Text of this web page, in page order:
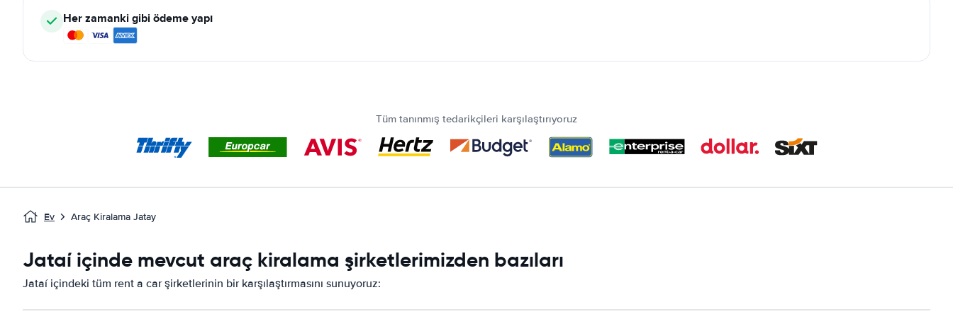
Her zamanki gibi ödeme yapı
Tüm tanınmış tedarikçileri karşılaştırıyoruz
Ev Araç Kiralama Jatay
Jataí içinde mevcut araç kiralama şirketlerimizden bazıları
Jataí içindeki tüm rent a car şirketlerinin bir karşılaştırmasını sunuyoruz: